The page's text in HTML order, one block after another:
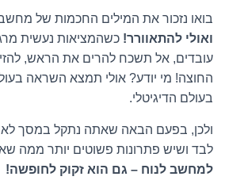
בואו נזכור את המילים החכמות של
ואולי להתאוורר! כשהמציאות נעשית
עובדים, אל תשכח להרים את הראש,
החוצה! מי יודע? אולי תמצא השראה
בעולם הדיגיטלי.
ולכן, בפעם הבאה שאתה נתקל במסך
לבד ושיש פתרונות פשוטים יותר ממה
למחשב לנוח – גם הוא זקוק לחופשה!